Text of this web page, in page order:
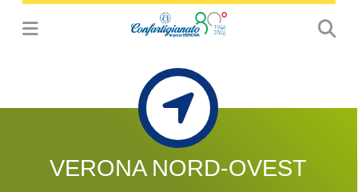
VERONA NORD-OVEST